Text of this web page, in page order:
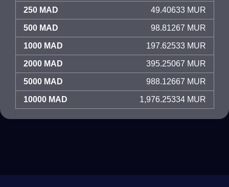
250 MAD 49.40633 MUR
500 MAD 98.81267 MUR
1000 MAD 197.62533 MUR
2000 MAD 395.25067 MUR
5000 MAD 988.12667 MUR
10000 MAD 1,976.25334 MUR